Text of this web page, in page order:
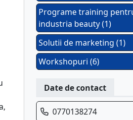
Programe training
industria beauty (1)
Solutii de marketing (1)
Workshopuri (6)
Date de contact
0770138274